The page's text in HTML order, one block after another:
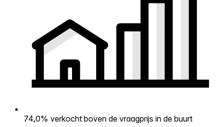
74,0% verkocht boven de vraagprijs in de buurt